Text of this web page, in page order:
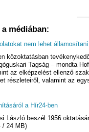
a médiában:
nem lehet
közoktatásban
Tagság – mondta
az elképzelést ellenző
részleteiről, valamint az
a Hír24-ben
László beszél 1956
/ 24 MB)